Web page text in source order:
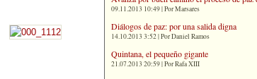
09.11.2013 10:49 | Por Marsares
Diálogos de paz: por una salida digna
14.10.2013 3:52 | Por Daniel Ramos
Quintana, el pequeño gigante
21.07.2013 20:59 | Por Rafa XIII